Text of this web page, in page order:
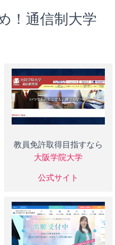
！通信制大学
教員免許取得目指すなら
大阪学院大学
公式サイト